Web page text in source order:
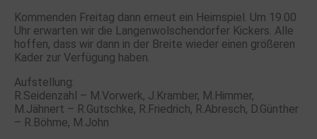
Kommenden Freitag dann erneut ein Heimspiel. Um 19.00
Uhr erwarten wir die Langenwolschendorfer Kickers. Alle
hoffen, dass wir dann in der Breite wieder einen größeren
Kader zur Verfügung haben.
Aufstellung:
R.Seidenzahl – M.Vorwerk, J.Kramber, M.Himmer,
M.Jähnert – R.Gutschke, R.Friedrich, R.Abresch, D.Günther
– R.Böhme, M.John